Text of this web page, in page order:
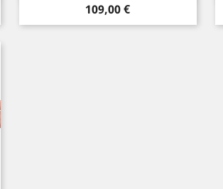
Precio
109,00 €